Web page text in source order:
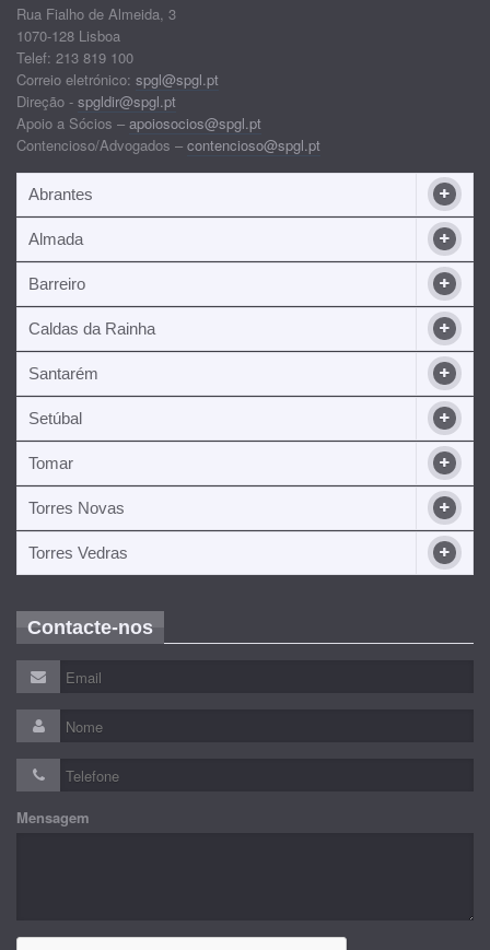
Rua Fialho de Almeida, 3
1070-128 Lisboa
Telef: 213 819 100
Correio eletrónico: spgl@spgl.pt
Direção - spgldir@spgl.pt
Apoio a Sócios – apoiosocios@spgl.pt
Contencioso/Advogados – contencioso@spgl.pt
Abrantes
Almada
Barreiro
Caldas da Rainha
Santarém
Setúbal
Tomar
Torres Novas
Torres Vedras
Contacte-nos
Mensagem